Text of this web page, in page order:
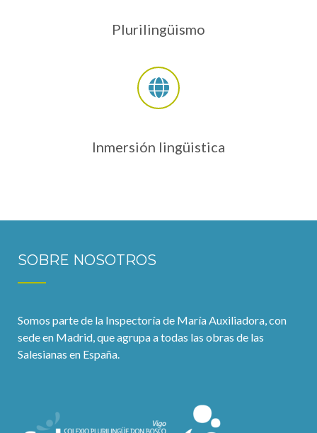
Plurilingüismo
Inmersión lingüistica
SOBRE NOSOTROS
Somos parte de la Inspectoría de María Auxiliadora, con
sede en Madrid, que agrupa a todas las obras de las
Salesianas en España.